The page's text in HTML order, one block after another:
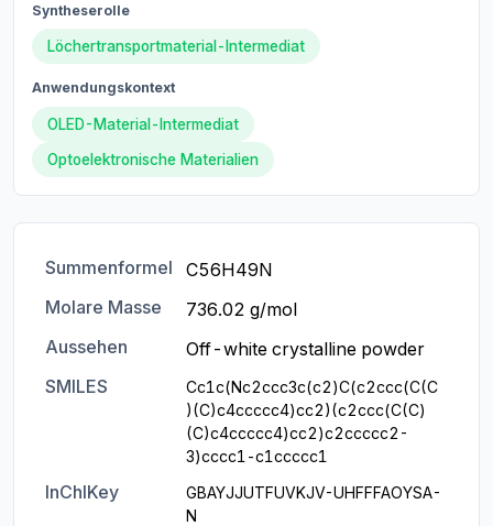
Syntheserolle
Löchertransportmaterial-Intermediat
Anwendungskontext
OLED-Material-Intermediat
Optoelektronische Materialien
Summenformel
C56H49N
Molare Masse
736.02 g/mol
Aussehen
Off-white crystalline powder
SMILES
Cc1c(Nc2ccc3c(c2)C(c2ccc(C(C
)(C)c4ccccc4)cc2)(c2ccc(C(C)
(C)c4ccccc4)cc2)c2ccccc2-
3)cccc1-c1ccccc1
InChIKey
GBAYJJUTFUVKJV-UHFFFAOYSA-
N